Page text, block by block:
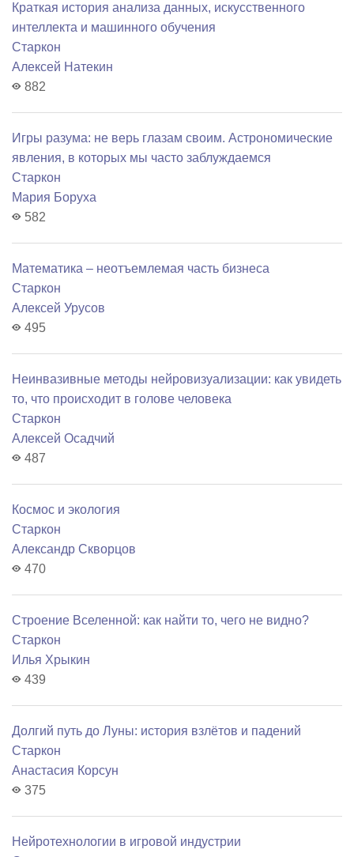
Краткая история анализа данных, искусственного
интеллекта и машинного обучения
Старкон
Алексей Натекин
882
Игры разума: не верь глазам своим. Астрономические
явления, в которых мы часто заблуждаемся
Старкон
Мария Боруха
582
Математика – неотъемлемая часть бизнеса
Старкон
Алексей Урусов
495
Неинвазивные методы нейровизуализации: как увидеть
то, что происходит в голове человека
Старкон
Алексей Осадчий
487
Космос и экология
Старкон
Александр Скворцов
470
Строение Вселенной: как найти то, чего не видно?
Старкон
Илья Хрыкин
439
Долгий путь до Луны: история взлётов и падений
Старкон
Анастасия Корсун
375
Нейротехнологии в игровой индустрии